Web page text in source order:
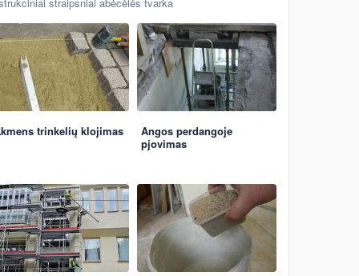
trinkelių klojimas
Angos perdangoje
pjovimas